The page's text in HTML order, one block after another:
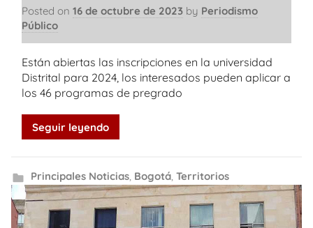
Posted on 16 de octubre de 2023 by Periodismo
Público
Están abiertas las inscripciones en la universidad
Distrital para 2024, los interesados pueden aplicar a
los 46 programas de pregrado
Seguir leyendo
Principales Noticias, Bogotá, Territorios